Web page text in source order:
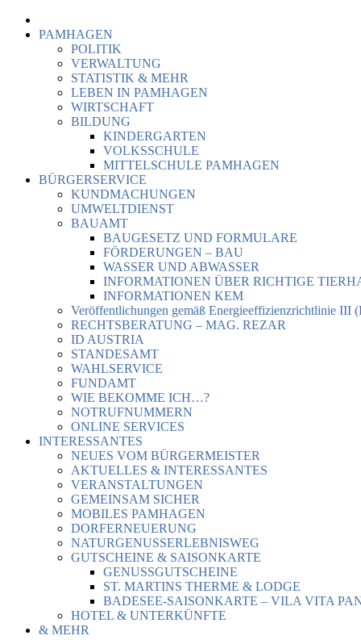
PAMHAGEN
POLITIK
VERWALTUNG
STATISTIK & MEHR
LEBEN IN PAMHAGEN
WIRTSCHAFT
BILDUNG
KINDERGARTEN
VOLKSSCHULE
MITTELSCHULE PAMHAGEN
BÜRGERSERVICE
KUNDMACHUNGEN
UMWELTDIENST
BAUAMT
BAUGESETZ UND FORMULARE
FÖRDERUNGEN – BAU
WASSER UND ABWASSER
INFORMATIONEN ÜBER RICHTIGE
INFORMATIONEN KEM
Veröffentlichungen gemäß Energieeffizienzrichtlinie III
RECHTSBERATUNG – MAG. REZAR
ID AUSTRIA
STANDESAMT
WAHLSERVICE
FUNDAMT
WIE BEKOMME ICH…?
NOTRUFNUMMERN
ONLINE SERVICES
INTERESSANTES
NEUES VOM BÜRGERMEISTER
AKTUELLES & INTERESSANTES
VERANSTALTUNGEN
GEMEINSAM SICHER
MOBILES PAMHAGEN
DORFERNEUERUNG
NATURGENUSSERLEBNISWEG
GUTSCHEINE & SAISONKARTE
GENUSSGUTSCHEINE
ST. MARTINS THERME & LODGE
BADESEE-SAISONKARTE – VILA VITA
HOTEL & UNTERKÜNFTE
& MEHR